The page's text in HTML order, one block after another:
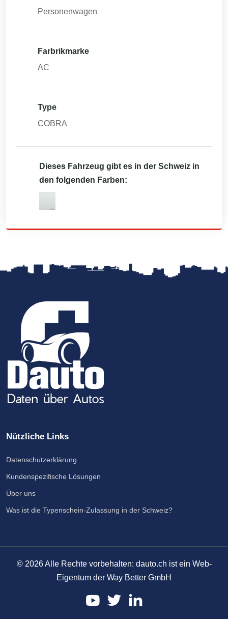
Personenwagen
Farbrikmarke
AC
Type
COBRA
Dieses Fahrzeug gibt es in der Schweiz in
den folgenden Farben:
Nützliche Links
Datenschutzerklärung
Kundenspezifische Lösungen
Über uns
Was ist die Typenschein-Zulassung in der Schweiz?
© 2026Alle Rechte vorbehalten: dauto.ch ist ein Web-
Eigentum der Way Better GmbH